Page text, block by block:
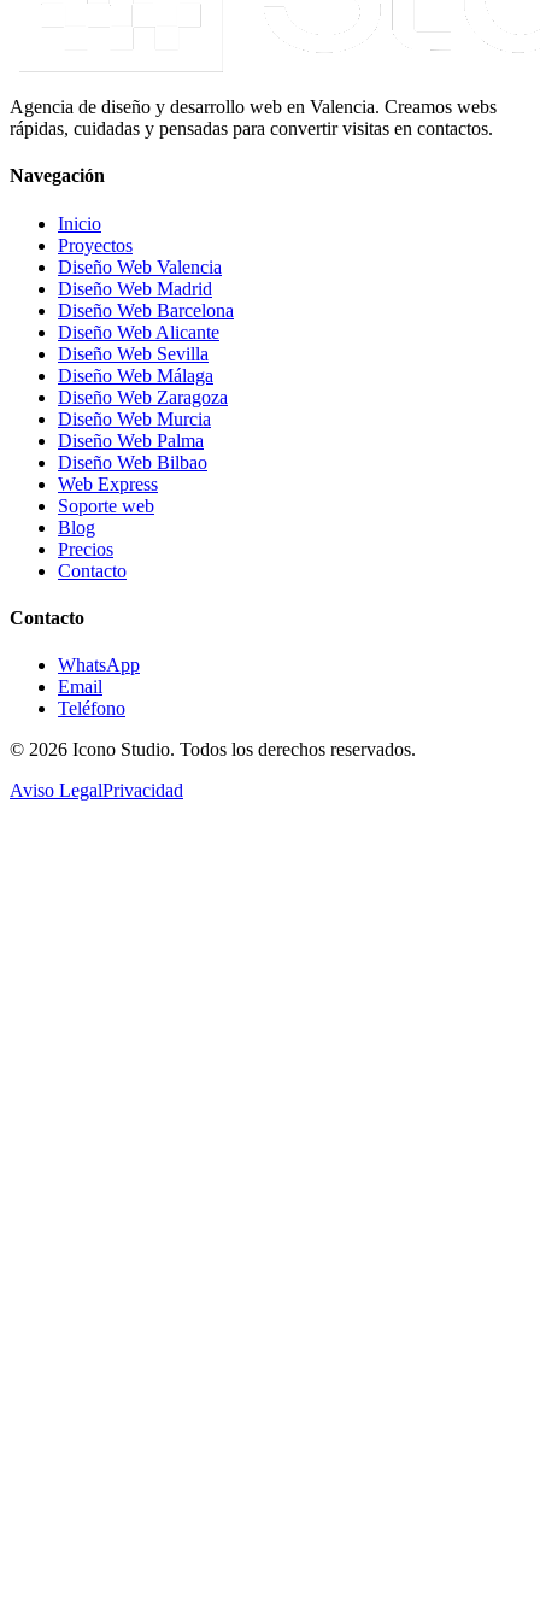
Agencia de diseño y desarrollo web en Valencia. Creamos webs
rápidas, cuidadas y pensadas para convertir visitas en contactos.
Navegación
Inicio
Proyectos
Diseño Web Valencia
Diseño Web Madrid
Diseño Web Barcelona
Diseño Web Alicante
Diseño Web Sevilla
Diseño Web Málaga
Diseño Web Zaragoza
Diseño Web Murcia
Diseño Web Palma
Diseño Web Bilbao
Web Express
Soporte web
Blog
Precios
Contacto
Contacto
WhatsApp
Email
Teléfono
© 2026 Icono Studio. Todos los derechos reservados.
Aviso LegalPrivacidad